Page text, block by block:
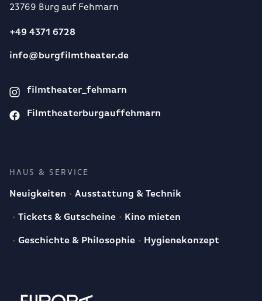
23769 Burg auf Fehmarn
+49 4371 6728
info@burgfilmtheater.de
filmtheater_fehmarn
Filmtheaterburgauffehmarn
HAUS & SERVICE
Neuigkeiten Ausstattung & Technik
Tickets & Gutscheine Kino mieten
Geschichte & Philosophie Hygienekonzept